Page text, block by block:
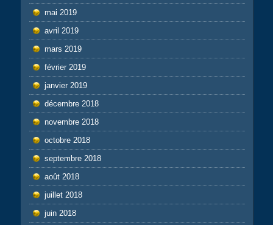
mai 2019
avril 2019
mars 2019
février 2019
janvier 2019
décembre 2018
novembre 2018
octobre 2018
septembre 2018
août 2018
juillet 2018
juin 2018